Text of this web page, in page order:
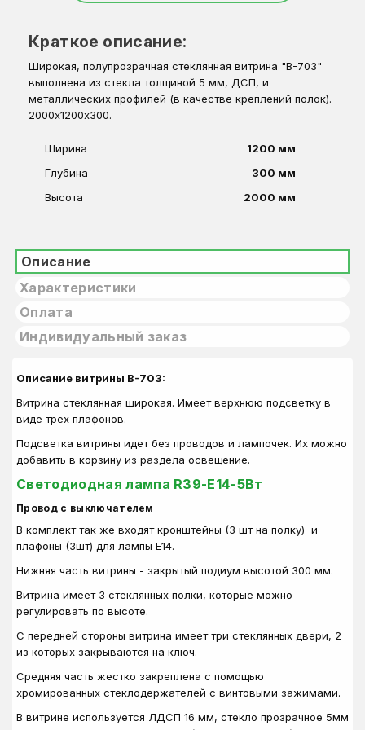
Краткое описание:
Широкая, полупрозрачная стеклянная витрина "В-703"
выполнена из стекла толщиной 5 мм, ДСП, и
металлических профилей (в качестве креплений полок).
2000х1200х300.
Ширина
1200 мм
Глубина
300 мм
Высота
2000 мм
Описание
Характеристики
Оплата
Индивидуальный заказ
Описание витрины В-703:
Витрина стеклянная широкая. Имеет верхнюю подсветку в
виде трех плафонов.
Подсветка витрины идет без проводов и лампочек. Их можно
добавить в корзину из раздела освещение.
Светодиодная лампа R39-E14-5Вт
Провод с выключателем
В комплект так же входят кронштейны (3 шт на полку) и
плафоны (3шт) для лампы E14.
Нижняя часть витрины - закрытый подиум высотой 300 мм.
Витрина имеет 3 стеклянных полки, которые можно
регулировать по высоте.
С передней стороны витрина имеет три стеклянных двери, 2
из которых закрываются на ключ.
Средняя часть жестко закреплена с помощью
хромированных стеклодержателей с винтовыми зажимами.
В витрине используется ЛДСП 16 мм, стекло прозрачное 5мм